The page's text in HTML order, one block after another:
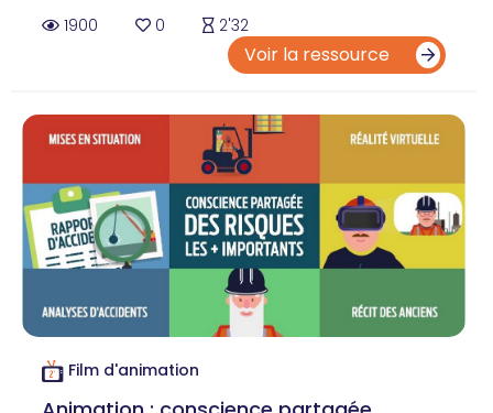
1900
0 2'32
Voir la ressource
Film d'animation